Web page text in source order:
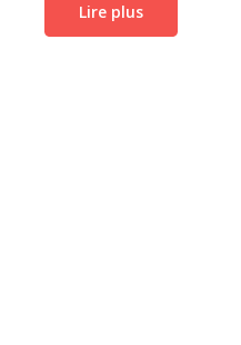
Lire plus